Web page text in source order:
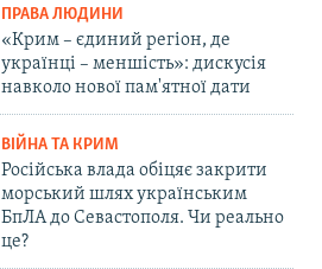
ПРАВА ЛЮДИНИ
«Крим – єдиний регіон, де
українці – меншість»: дискусія
навколо нової пам'ятної дати
ВІЙНА ТА КРИМ
Російська влада обіцяє закрити
морський шлях українським
БпЛА до Севастополя. Чи реально
це?